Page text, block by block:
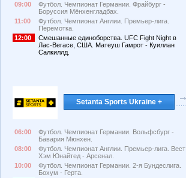
09:00
Футбол. Чемпионат Германии. Фрайбург -
Боруссия Мёнхенгладбах.
11:00
Футбол. Чемпионат Англии. Премьер-лига.
Перемотка.
12:00
Смешанные единоборства. UFC Fight Night в
Лас-Вегасе, США. Матеуш Гамрот - Куиллан
Салкиллд.
Setanta Sports Ukraine +
06:00
Футбол. Чемпионат Германии. Вольфсбург -
Бавария Мюнхен.
08:00
Футбол. Чемпионат Англии. Премьер-лига. Вест
Хэм Юнайтед - Арсенал.
10:00
Футбол. Чемпионат Германии. 2-я Бундеслига.
Бохум - Герта.